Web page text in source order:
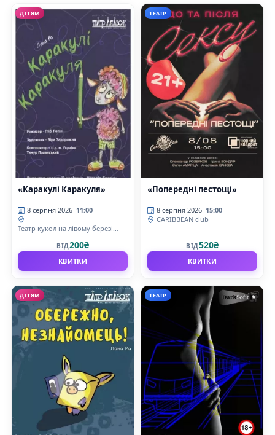
ДІТЯМ
«Каракулі Каракуля»
8 серпня 2026 11:00
Театр кукол на лівому березі
ВІД200₴
КВИТКИ
ТЕАТР
«Попередні пестощі»
8 серпня 2026 15:00
CARIBBEAN club
ВІД520₴
КВИТКИ
ДІТЯМ ТЕАТР